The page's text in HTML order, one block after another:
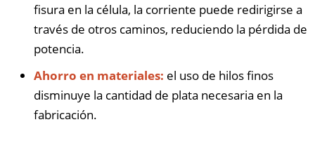
fisura en la célula, la corriente puede redirigirse a
través de otros caminos, reduciendo la pérdida de
potencia.
Ahorro en materiales: el uso de hilos finos
disminuye la cantidad de plata necesaria en la
fabricación.